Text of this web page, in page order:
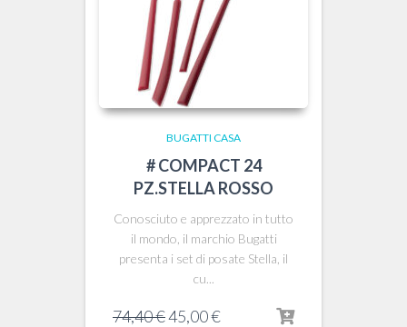
BUGATTI CASA
# COMPACT 24
PZ.STELLA ROSSO
Conosciuto e apprezzato in tutto
il mondo, il marchio Bugatti
presenta i set di posate Stella, il
cu...
74,40€Il
45,00€Il